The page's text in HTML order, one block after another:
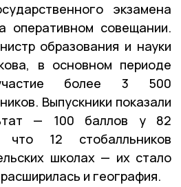
экзамена
оперативном совещании.
образования и науки
в основном периоде
более 3 500
Выпускники показали
— 100 баллов у 82
12 стобалльников
школах — их стало
и география.